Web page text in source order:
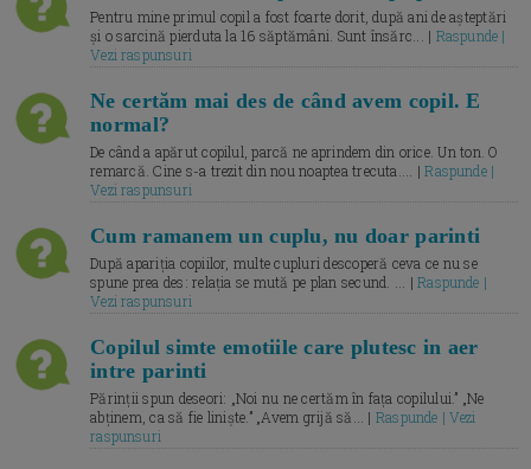
Pentru mine primul copil a fost foarte dorit, după ani de așteptări
și o sarcină pierduta la 16 săptămâni. Sunt însărc... | Raspunde |
Vezi raspunsuri
Ne certăm mai des de când avem copil. E
normal?
De când a apărut copilul, parcă ne aprindem din orice. Un ton. O
remarcă. Cine s-a trezit din nou noaptea trecuta.... |Raspunde |
Vezi raspunsuri
Cum ramanem un cuplu, nu doar parinti
După apariția copiilor, multe cupluri descoperă ceva ce nu se
spune prea des: relația se mută pe plan secund. ... |Raspunde |
Vezi raspunsuri
Copilul simte emotiile care plutesc in aer
intre parinti
Părinții spun deseori: „Noi nu ne certăm în fața copilului.” „Ne
abținem, ca să fie liniște.” „Avem grijă să... | Raspunde | Vezi
raspunsuri